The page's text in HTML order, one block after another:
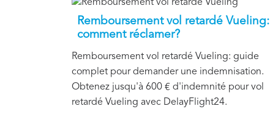
Remboursement vol retardé Vueling:
comment réclamer?
Remboursement vol retardé Vueling: guide
complet pour demander une indemnisation.
Obtenez jusqu'à 600 € d'indemnité pour vol
retardé Vueling avec DelayFlight24.